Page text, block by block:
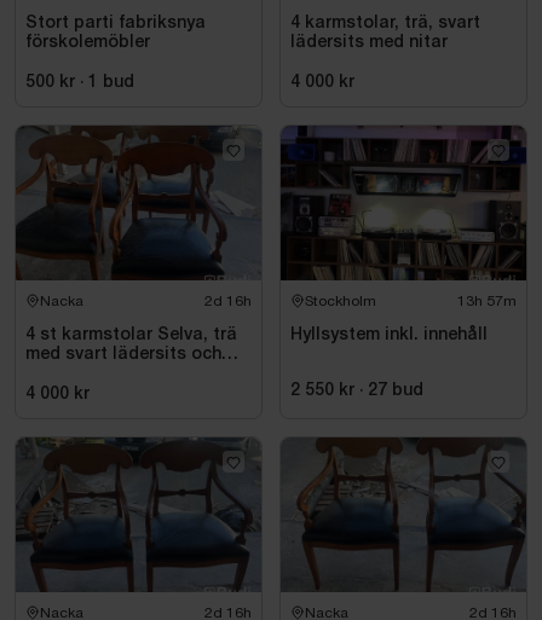
Stort parti fabriksnya
förskolemöbler
500 kr · bud
4 karmstolar, trä, svart
lädersits med nitar
4 000 kr
Nacka 2d 16h
4 st karmstolar Selva, trä
med svart lädersits och
4 000 kr
Stockholm 13h 57m
Hyllsystem inkl. innehåll
2 550 kr · 27 bud
Nacka 2d 16h Nacka 2d 16h